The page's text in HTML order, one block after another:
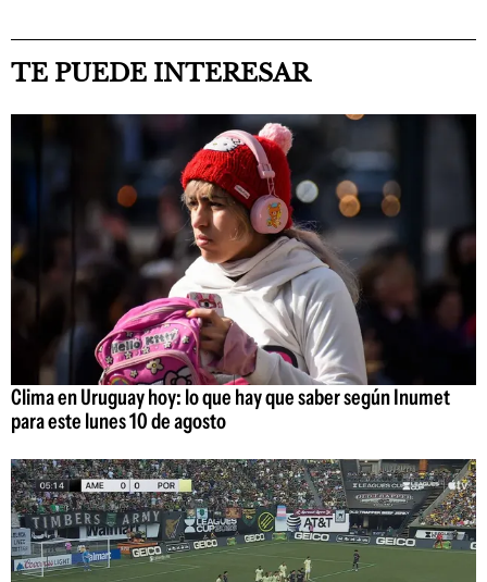
TE PUEDE INTERESAR
Clima en Uruguay hoy: lo que hay que saber según Inumet
para este lunes 10 de agosto